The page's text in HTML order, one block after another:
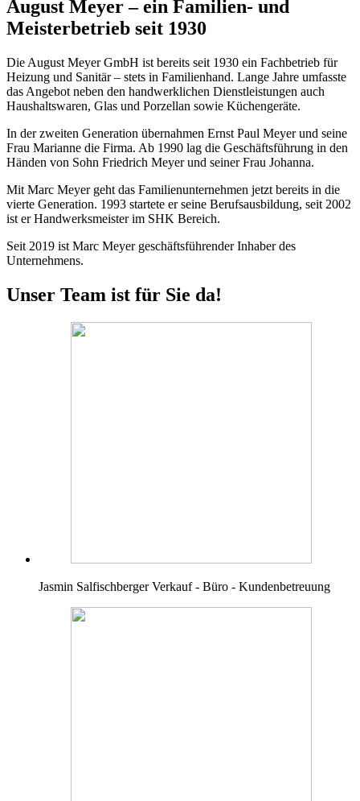
August Meyer – ein Familien- und
Meisterbetrieb seit 1930
Die August Meyer GmbH ist bereits seit 1930 ein Fachbetrieb für
Heizung und Sanitär – stets in Familienhand. Lange Jahre umfasste
das Angebot neben den handwerklichen Dienstleistungen auch
Haushaltswaren, Glas und Porzellan sowie Küchengeräte.
In der zweiten Generation übernahmen Ernst Paul Meyer und seine
Frau Marianne die Firma. Ab 1990 lag die Geschäftsführung in den
Händen von Sohn Friedrich Meyer und seiner Frau Johanna.
Mit Marc Meyer geht das Familienunternehmen jetzt bereits in die
vierte Generation. 1993 startete er seine Berufsausbildung, seit 2002
ist er Handwerksmeister im SHK Bereich.
Seit 2019 ist Marc Meyer geschäftsführender Inhaber des
Unternehmens.
Unser Team ist für Sie da!
Jasmin Salfischberger Verkauf - Büro - Kundenbetreuung